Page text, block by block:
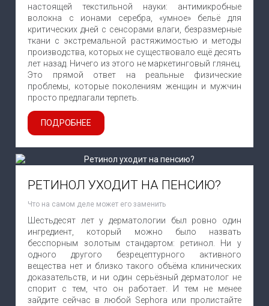
настоящей текстильной науки: антимикробные
волокна с ионами серебра, «умное» бельё для
критических дней с сенсорами влаги, безразмерные
ткани с экстремальной растяжимостью и методы
производства, которых не существовало ещё десять
лет назад. Ничего из этого не маркетинговый глянец.
Это прямой ответ на реальные физические
проблемы, которые поколениям женщин и мужчин
просто предлагали терпеть.
ПОДРОБНЕЕ
РЕТИНОЛ УХОДИТ НА ПЕНСИЮ?
Что на самом деле может его заменить
Шестьдесят лет у дерматологии был ровно один
ингредиент, который можно было назвать
бесспорным золотым стандартом: ретинол. Ни у
одного другого безрецептурного активного
вещества нет и близко такого объёма клинических
доказательств, и ни один серьёзный дерматолог не
спорит с тем, что он работает. И тем не менее
зайдите сейчас в любой Sephora или пролистайте